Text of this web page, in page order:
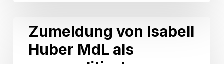
Wahlkreis
Neckarsulm
Isabell
Huber
Zumeldung von Isabell
Huber MdL als